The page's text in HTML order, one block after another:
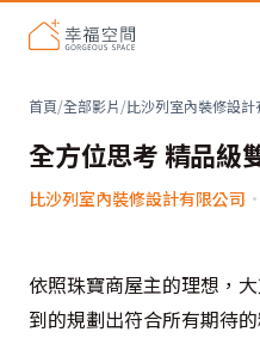
首頁/全部影片/比沙列室內裝修設計
全方位思考 精品級
比沙列室內裝修設計有限公司 ·
依照珠寶商屋主的理想，
到的規劃出符合所有期待